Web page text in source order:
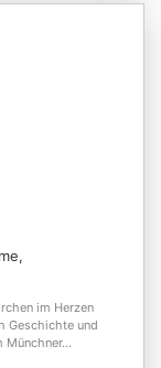
im Herzen
Geschichte und
Münchner...